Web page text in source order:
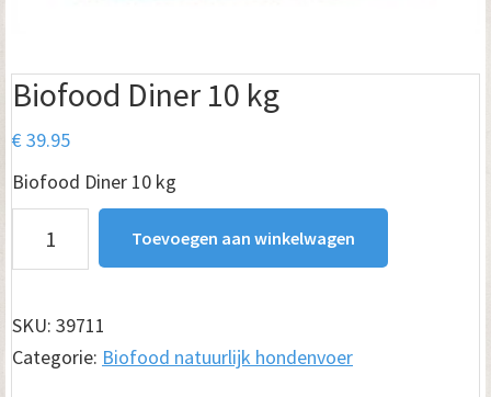
Biofood Diner 10 kg
€39.95
Biofood Diner 10 kg
Diner
kg
aantal
Toevoegen aan winkelwagen
SKU: 39711
Categorie: Biofood natuurlijk hondenvoer